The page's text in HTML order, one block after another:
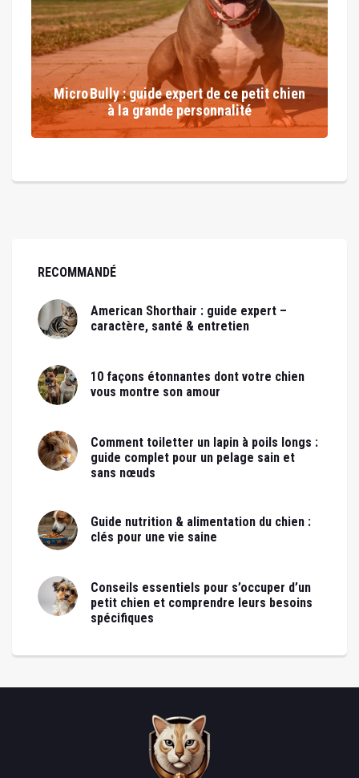
Micro Bully : guide expert de ce petit chien
à la grande personnalité
RECOMMANDÉ
American Shorthair : guide expert –
caractère, santé & entretien
10 façons étonnantes dont votre chien
vous montre son amour
Comment toiletter un lapin à poils longs :
guide complet pour un pelage sain et
sans nœuds
Guide nutrition & alimentation du chien :
clés pour une vie saine
Conseils essentiels pour s’occuper d’un
petit chien et comprendre leurs besoins
spécifiques